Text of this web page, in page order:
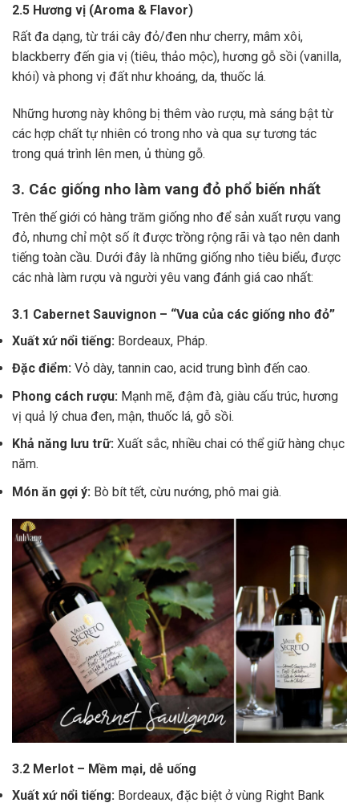
2.5 Hương vị (Aroma & Flavor)
Rất đa dạng, từ trái cây đỏ/đen như cherry, mâm xôi,
blackberry đến gia vị (tiêu, thảo mộc), hương gỗ sồi (vanilla,
khói) và phong vị đất như khoáng, da, thuốc lá.
Những hương này không bị thêm vào rượu, mà sáng bật từ
các hợp chất tự nhiên có trong nho và qua sự tương tác
trong quá trình lên men, ủ thùng gỗ.
3. Các giống nho làm vang đỏ phổ biến nhất
Trên thế giới có hàng trăm giống nho để sản xuất rượu vang
đỏ, nhưng chỉ một số ít được trồng rộng rãi và tạo nên danh
tiếng toàn cầu. Dưới đây là những giống nho tiêu biểu, được
các nhà làm rượu và người yêu vang đánh giá cao nhất:
3.1 Cabernet Sauvignon – “Vua của các giống nho đỏ”
Xuất xứ nổi tiếng: Bordeaux, Pháp.
Đặc điểm: Vỏ dày, tannin cao, acid trung bình đến cao.
Phong cách rượu: Mạnh mẽ, đậm đà, giàu cấu trúc, hương
vị quả lý chua đen, mận, thuốc lá, gỗ sồi.
Khả năng lưu trữ: Xuất sắc, nhiều chai có thể giữ hàng chục
năm.
Món ăn gợi ý: Bò bít tết, cừu nướng, phô mai già.
3.2 Merlot – Mềm mại, dễ uống
Xuất xứ nổi tiếng: Bordeaux, đặc biệt ở vùng Right Bank